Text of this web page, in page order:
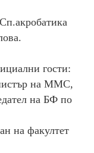
гости:
на ММС,
на БФ по
на факултет